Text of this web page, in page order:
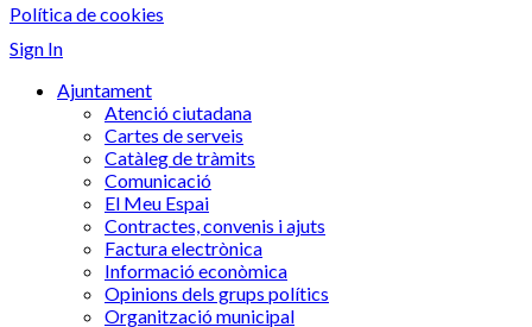
Política de cookies
Sign In
Ajuntament
Atenció ciutadana
Cartes de serveis
Catàleg de tràmits
Comunicació
El Meu Espai
Contractes, convenis i ajuts
Factura electrònica
Informació econòmica
Opinions dels grups polítics
Organització municipal